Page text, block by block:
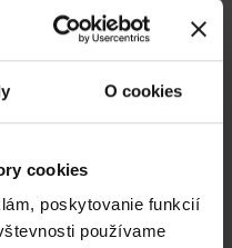
O cookies
cookies
poskytovanie funkcií
používame